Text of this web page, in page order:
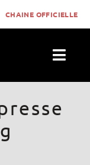
CHAINE OFFICIELLE